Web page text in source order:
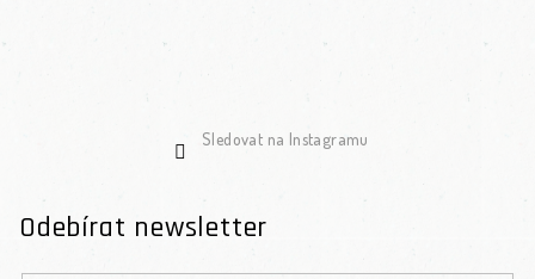
Sledovat na Instagramu
Odebírat newsletter